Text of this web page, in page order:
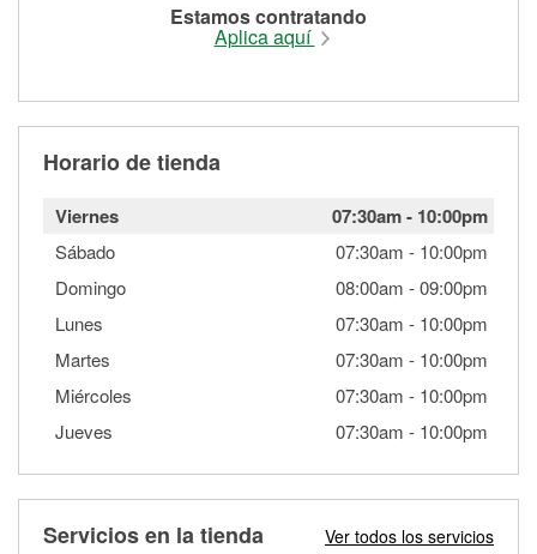
Estamos contratando
Aplica aquí
Horario de tienda
Viernes 07:30am- 10:00pm
Sábado 07:30am - 10:00pm
Domingo
08:00am -09:00pm
Lunes
07:30am - 10:00pm
Martes
07:30am - 10:00pm
Miércoles
07:30am - 10:00pm
Jueves
07:30am - 10:00pm
Servicios en la tienda Ver todos los servicios